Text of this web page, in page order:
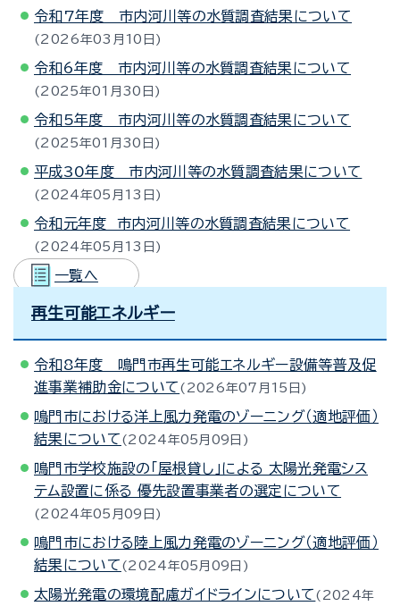
令和7年度 市内河川等の水質調査結果について
2026年03月10日
令和6年度 市内河川等の水質調査結果について
2025年01月30日
令和5年度 市内河川等の水質調査結果について
2025年01月30日
平成30年度 市内河川等の水質調査結果について
2024年05月13日
令和元年度 市内河川等の水質調査結果について
2024年05月13日
一覧へ
再生可能エネルギー
令和8年度 鳴門市再生可能エネルギー設備等普及促
進事業補助金について
2026年07月15日
鳴門市における洋上風力発電のゾーニング（適地評価）
結果について
2024年05月09日
鳴門市学校施設の「屋根貸し」による 太陽光発電シス
テム設置に係る 優先設置事業者の選定について
2024年05月09日
鳴門市における陸上風力発電のゾーニング（適地評価）
結果について
2024年05月09日
太陽光発電の環境配慮ガイドラインについて
2024年